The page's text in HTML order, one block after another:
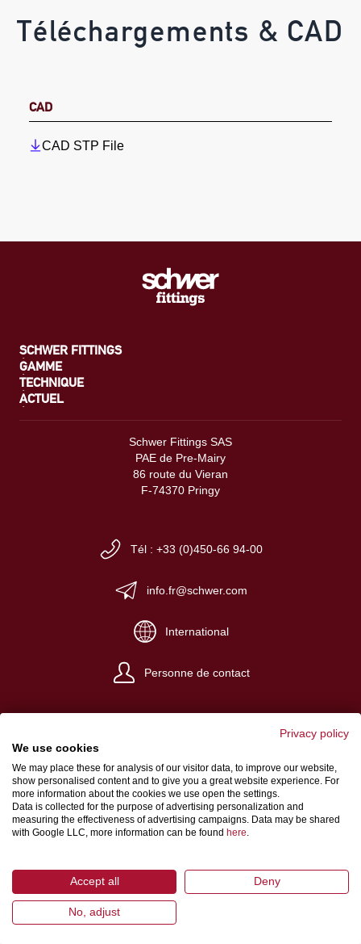
Téléchargements & CAD
CAD
CAD STP File
SCHWER FITTINGS
GAMME
TECHNIQUE
ACTUEL
Schwer Fittings SAS
PAE de Pre-Mairy
86 route du Vieran
F-74370 Pringy
Tél : +33 (0)450-66 94-00
info.fr@schwer.com
International
Personne de contact
Impressum
Conditions de vente et de livraison
Protection des données
© 2026 Schwer Fittings
Privacy policy
We use cookies
We may place these for analysis of our visitor data, to improve our website,
show personalised content and to give you a great website experience. For
more information about the cookies we use open the settings.
Data is collected for the purpose of advertising personalization and
measuring the effectiveness of advertising campaigns. Data may be shared
with Google LLC, more information can be found here.
Accept all Deny
No, adjust